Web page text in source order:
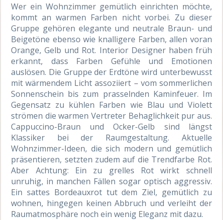
Wer ein Wohnzimmer gemütlich einrichten möchte,
kommt an warmen Farben nicht vorbei. Zu dieser
Gruppe gehören elegante und neutrale Braun- und
Beigetöne ebenso wie knalligere Farben, allen voran
Orange, Gelb und Rot. Interior Designer haben früh
erkannt, dass Farben Gefühle und Emotionen
auslösen. Die Gruppe der Erdtöne wird unterbewusst
mit wärmendem Licht assoziiert – vom sommerlichen
Sonnenschein bis zum prasselnden Kaminfeuer. Im
Gegensatz zu kühlen Farben wie Blau und Violett
strömen die warmen Vertreter Behaglichkeit pur aus.
Cappuccino-Braun und Ocker-Gelb sind längst
Klassiker bei der Raumgestaltung. Aktuelle
Wohnzimmer-Ideen, die sich modern und gemütlich
präsentieren, setzten zudem auf die Trendfarbe Rot.
Aber Achtung: Ein zu grelles Rot wirkt schnell
unruhig, in manchen Fällen sogar optisch aggressiv.
Ein sattes Bordeauxrot tut dem Ziel, gemütlich zu
wohnen, hingegen keinen Abbruch und verleiht der
Raumatmosphäre noch ein wenig Eleganz mit dazu.